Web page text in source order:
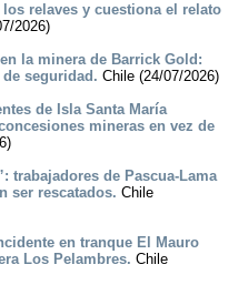
relaves y cuestiona el relato
2026)
la minera de Barrick Gold:
seguridad. Chile (24/07/2026)
de Isla Santa María
mineras en vez de
trabajadores de Pascua-Lama
ser rescatados. Chile
en tranque El Mauro
Los Pelambres. Chile